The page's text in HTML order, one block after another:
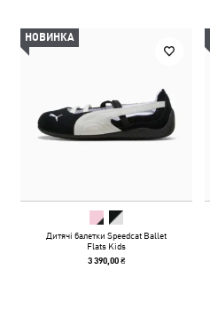
НОВИНКА
Дитячі балетки Speedcat Ballet
Flats Kids
3 390,00 ₴